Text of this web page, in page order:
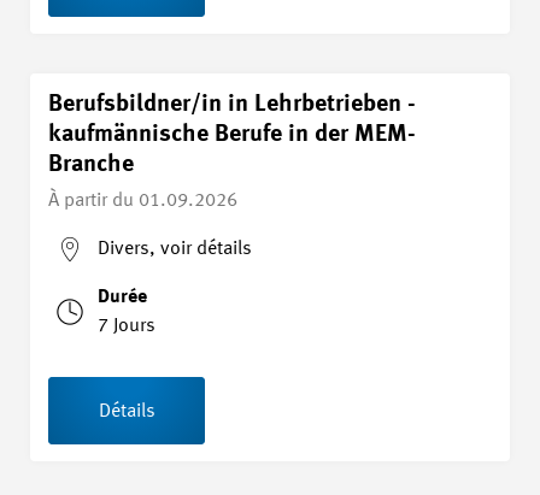
À partir du 01.09.2026
Divers, voir détails
Berufsbildner/in in Lehrbetrieben -
kaufmännische Berufe in der MEM-
Branche
Durée
7 Jours
Détails